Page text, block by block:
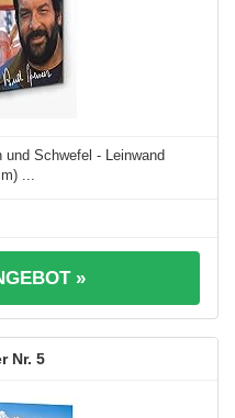
Schwefel - Leinwand
...
»
5